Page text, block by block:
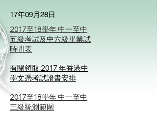
17年09月28日
2017至18學年 中一至中
五級考試及中六級畢業試
時間表
有關領取 2017 年香港中
學文憑考試證書安排
2017至18學年 中一至中
三級統測範圍